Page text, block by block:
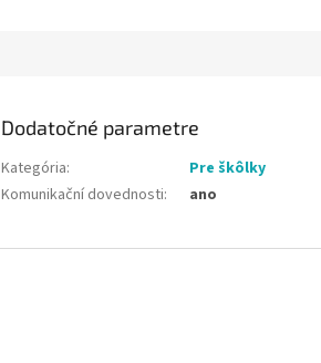
Dodatočné parametre
Kategória:
Pre škôlky
Komunikační dovednosti: ano